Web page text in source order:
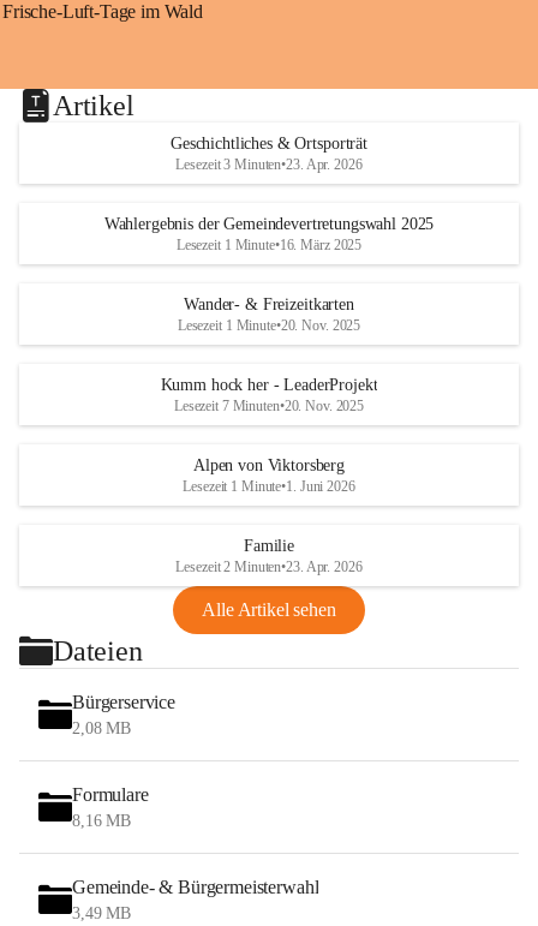
Frische-Luft-Tage im Wald
Artikel
Geschichtliches & Ortsporträt
Lesezeit 3 Minuten•23. Apr. 2026
Wahlergebnis der Gemeindevertretungswahl 2025
Lesezeit 1 Minute•16. März 2025
Wander- & Freizeitkarten
Lesezeit 1 Minute•20. Nov. 2025
Kumm hock her - LeaderProjekt
Lesezeit 7 Minuten•20. Nov. 2025
Alpen von Viktorsberg
Lesezeit 1 Minute•1. Juni 2026
Familie
Lesezeit 2 Minuten•23. Apr. 2026
Alle Artikel sehen
Dateien
Bürgerservice
2,08 MB
Formulare
8,16 MB
Gemeinde- & Bürgermeisterwahl
3,49 MB